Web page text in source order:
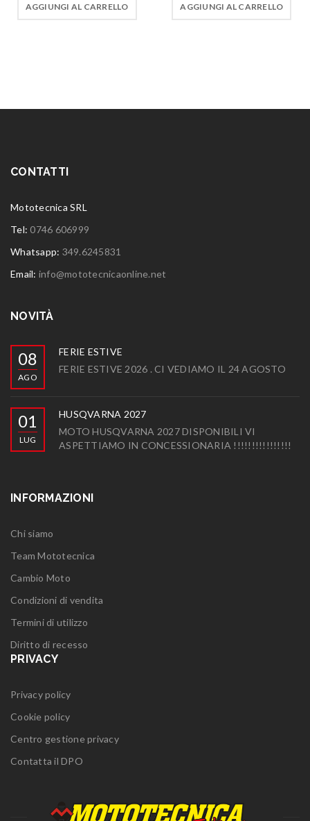
AGGIUNGI AL CARRELLO AGGIUNGI AL CARRELLO
CONTATTI
Mototecnica SRL
Tel:0746 606999
Whatsapp: 349.6245831
Email: info@mototecnicaonline.net
NOVITÀ
08
AGO
FERIE ESTIVE
FERIE ESTIVE 2026 . CI VEDIAMO IL 24 AGOSTO
01
LUG
HUSQVARNA 2027
MOTO HUSQVARNA 2027 DISPONIBILI VI
ASPETTIAMO IN CONCESSIONARIA !!!!!!!!!!!!!!!!
INFORMAZIONI
Chi siamo
Team Mototecnica
Cambio Moto
Condizioni di vendita
Termini di utilizzo
Diritto di recesso
PRIVACY
Privacy policy
Cookie policy
Centro gestione privacy
Contatta il DPO